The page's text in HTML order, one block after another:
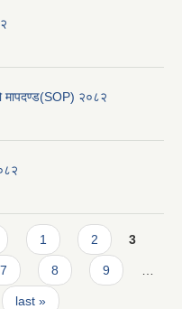
मापदण्ड(SOP) २०८२
1 2 3
7 8 9
last »